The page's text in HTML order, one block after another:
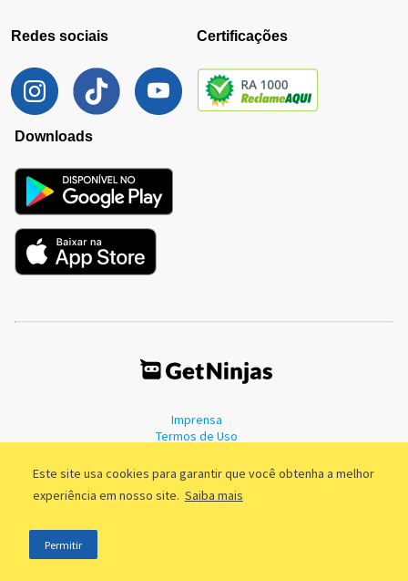
Este site usa cookies para garantir que você obtenha a melhor
experiência em nosso site. Saiba mais
Permitir
Redes sociais Certificações
Downloads
Imprensa
Termos de Uso
©2011 - 2026, GetNinjas LTDA. CNPJ 55.744.877/0001-89 - Rua Dr.
Fernandes Coelho, 85 - 3º andar - São Paulo/SP - Brasil